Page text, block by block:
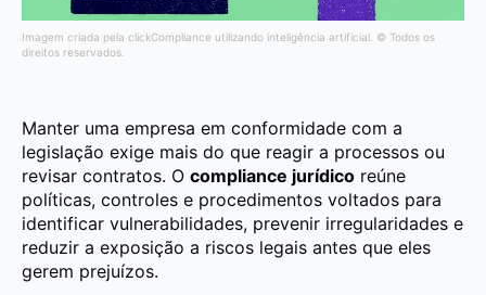
Imagem criada pela clickCompliance utilizando inteligência artificial. © Todos os
direitos reservados.
Manter uma empresa em conformidade com a
legislação exige mais do que reagir a processos ou
revisar contratos. O compliance jurídico reúne
políticas, controles e procedimentos voltados para
identificar vulnerabilidades, prevenir irregularidades e
reduzir a exposição a riscos legais antes que eles
gerem prejuízos.